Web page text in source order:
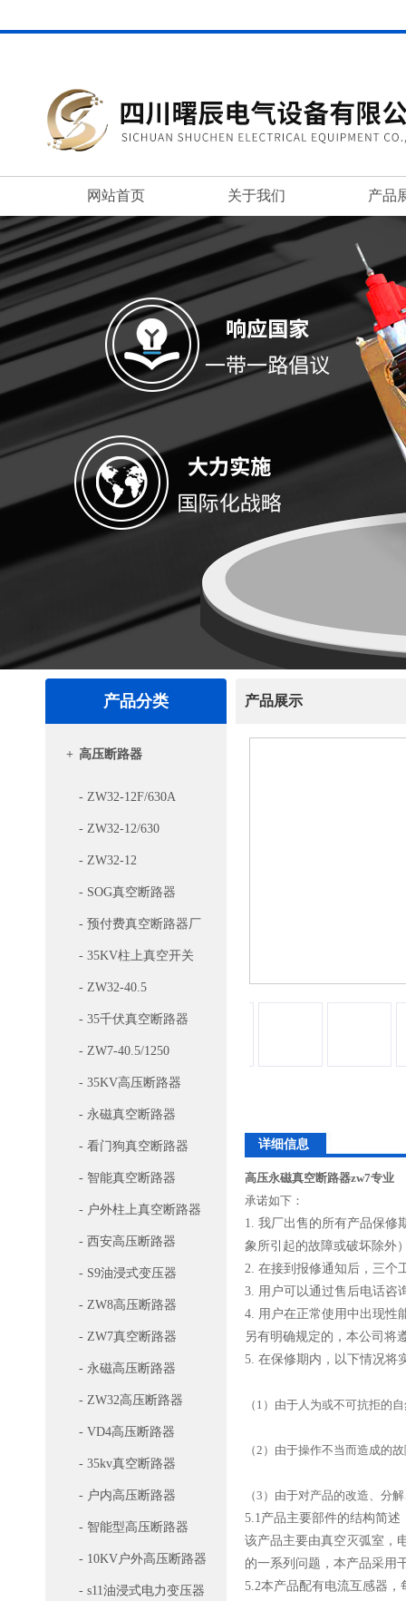
网站首页 关于我们 产品
产品分类
+ 高压断路器
- ZW32-12F/630A
- ZW32-12/630
- ZW32-12
- SOG真空断路器
- 预付费真空断路器厂
- 35KV柱上真空开关
- ZW32-40.5
- 35千伏真空断路器
- ZW7-40.5/1250
- 35KV高压断路器
- 永磁真空断路器
- 看门狗真空断路器
- 智能真空断路器
- 户外柱上真空断路器
- 西安高压断路器
- S9油浸式变压器
- ZW8高压断路器
- ZW7真空断路器
- 永磁高压断路器
- ZW32高压断路器
- VD4高压断路器
- 35kv真空断路器
- 户内高压断路器
- 智能型高压断路器
- 10KV户外高压断路器
- s11油浸式电力变压器
产品展示
详细信息
高压永磁真空断路器zw7专业
承诺如下：
1. 我厂出售的所有产品保修
象所引起的故障或破坏除外
2. 在接到报修通知后，三个
3. 用户可以通过售后电话咨
4. 用户在正常使用中出现性
另有明确规定的，本公司将
5. 在保修期内，以下情况将
（1）由于人为或不可抗拒的
（2）由于操作不当而造成的
（3）由于对产品的改造、分
5.1产品主要部件的结构简述
该产品主要由真空灭弧室，
的一系列问题，本产品采用
5.2本产品配有电流互感器